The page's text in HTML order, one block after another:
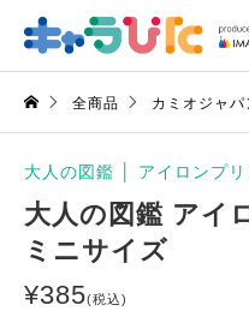
全商品 カミオジャパ
大人の図鑑 アイロンプ
大人の図鑑 アイ
ミニサイズ
¥385(税込)